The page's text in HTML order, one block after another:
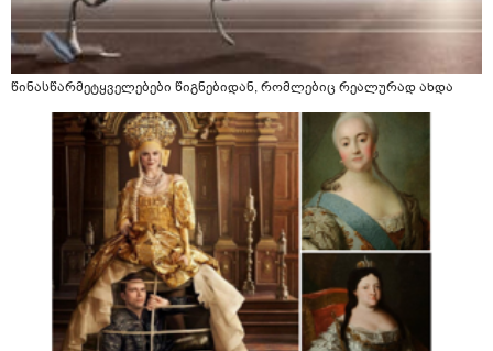
წინასწარმეტყველებები წიგნებიდან, რომლებიც რეალურად ახდა